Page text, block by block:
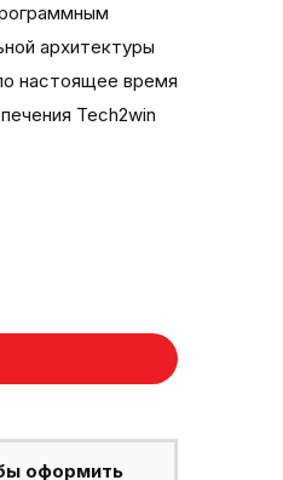
архитектуры
настоящее время
Tech2win
оформить